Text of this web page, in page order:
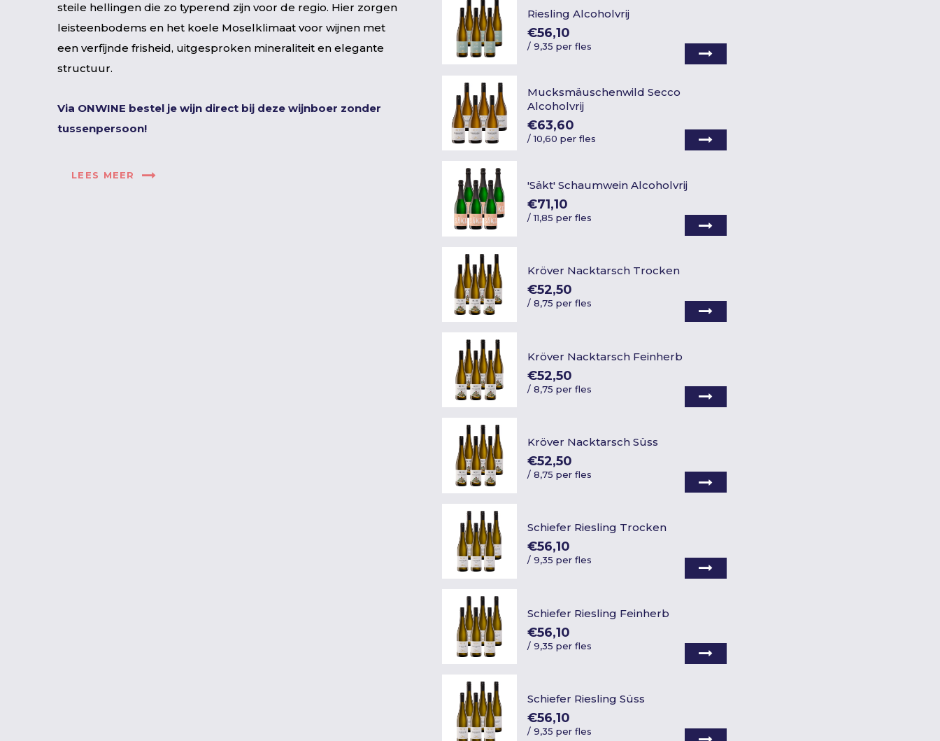
steile hellingen die zo typerend zijn voor de regio. Hier zorgen
leisteenbodems en het koele Moselklimaat voor wijnen met
een verfijnde frisheid, uitgesproken mineraliteit en elegante
structuur.
Via ONWINE bestel je wijn direct bij deze wijnboer zonder
tussenpersoon!
LEES MEER
Riesling Alcoholvrij
€56,10
/9,35 per fles
Mucksmäuschenwild Secco
Alcoholvrij
€63,60
/10,60 per fles
'Säkt' Schaumwein Alcoholvrij
€71,10
/11,85 per fles
Kröver Nacktarsch Trocken
€52,50
/8,75 per fles
Kröver Nacktarsch Feinherb
€52,50
/8,75 per fles
Kröver Nacktarsch Süss
€52,50
/8,75 per fles
Schiefer Riesling Trocken
€56,10
/9,35 per fles
Schiefer Riesling Feinherb
€56,10
/9,35 per fles
Schiefer Riesling Süss
€56,10
/9,35 per fles